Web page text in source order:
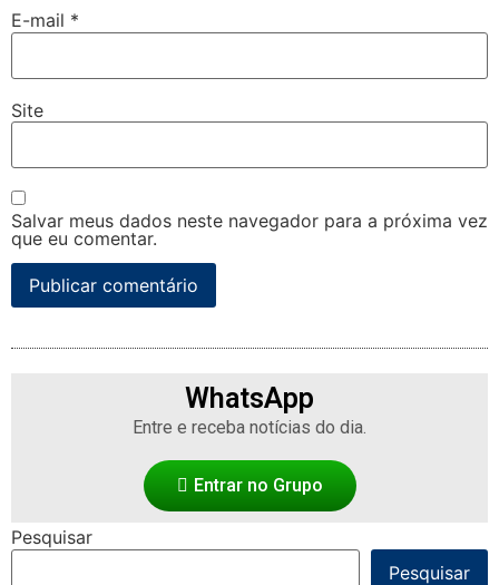
E-mail *
Site
Salvar meus dados neste navegador para a próxima vez
que eu comentar.
WhatsApp
Entre e receba notícias do dia.
Entrar no Grupo
Pesquisar
Pesquisar